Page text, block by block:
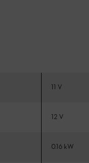
11 V
12 V
0.16 kW